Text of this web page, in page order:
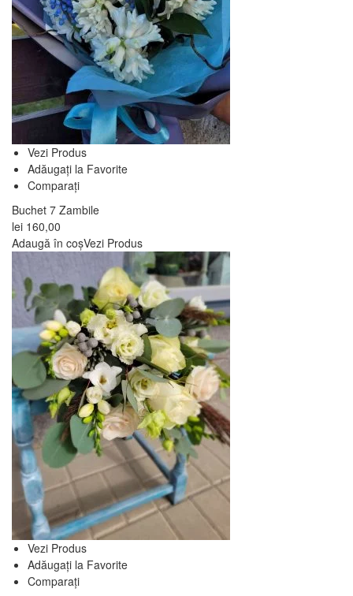
Vezi Produs
Adăugați la Favorite
Comparați
Buchet 7 Zambile
lei 160,00
Adaugă în coșVezi Produs
Vezi Produs
Adăugați la Favorite
Comparați